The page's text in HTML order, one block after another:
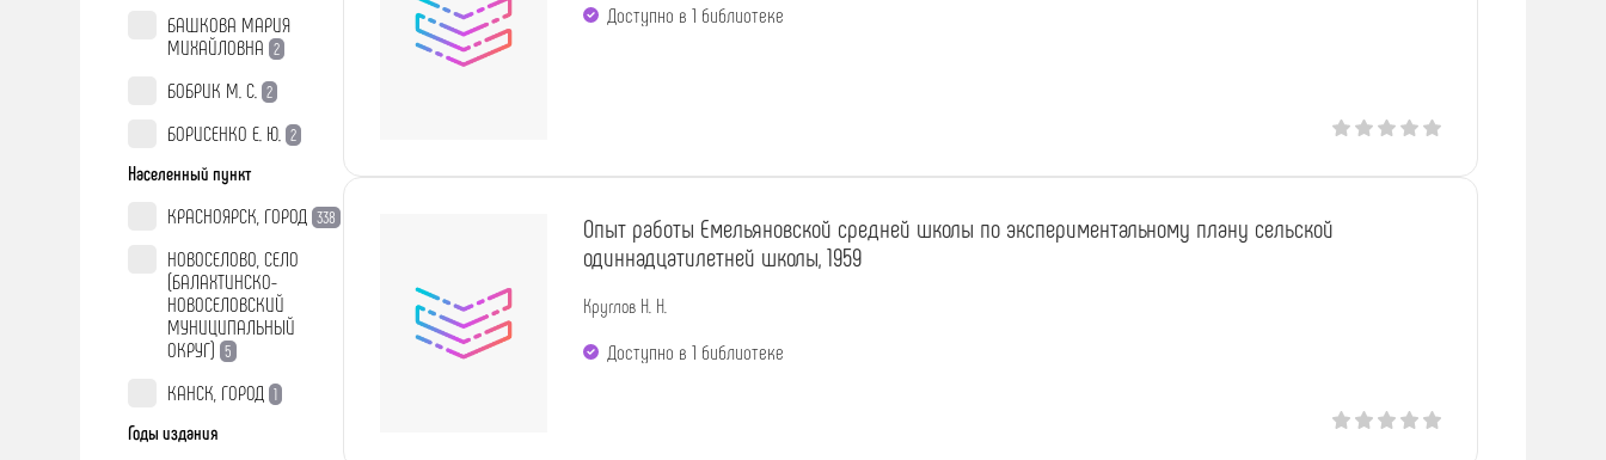
БАШКОВА МАРИЯ
МИХАЙЛОВНА 2
БОБРИК М. С. 2
БОРИСЕНКО Е. Ю. 2
Населенный пункт
КРАСНОЯРСК, ГОРОД 338
НОВОСЕЛОВО, СЕЛО
(БАЛАХТИНСКО-
НОВОСЕЛОВСКИЙ
МУНИЦИПАЛЬНЫЙ
ОКРУГ) 5
КАНСК, ГОРОД 1
Годы издания
Доступно в 1 библиотекe
Опыт работы Емельяновской средней школы по экспериментальному плану сельской
одиннадцатилетней школы, 1959
Круглов Н. Н.
Доступно в 1 библиотекe